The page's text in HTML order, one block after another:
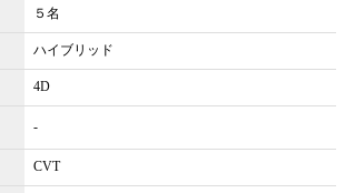
５名
ハイブリッド
4D
-
CVT